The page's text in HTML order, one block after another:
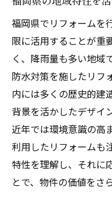
賃貸物件の
効率的なリ
リフォーム
福岡県のマ
ム
施工業者の
福岡県でリフォ
投資のメリット
リフォーム
賃貸物件改
福岡県でリフォームを
限に活用することが重
く、降雨量も多い地域
防水対策を施したリフ
内には多くの歴史的建
背景を活かしたデザイ
近年では環境意識の高
利用したリフォームも
特性を理解し、それに
とで、物件の価値をさ